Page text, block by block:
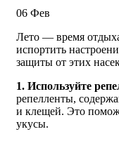
06 Фев
Лето — время
испортить
защиты от этих
1. Используйте
репелленты,
и клещей. Это
укусы.